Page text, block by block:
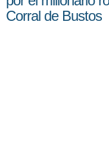
Corral de Bustos